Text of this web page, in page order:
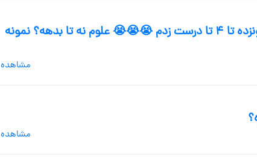
داداش ریاضی چرا انقدر سختههه از پونزده تا ۴ تا درست زدم 😭😭😭 علوم نه تا بدهه؟ نمونه
مشاهده
مشاهده